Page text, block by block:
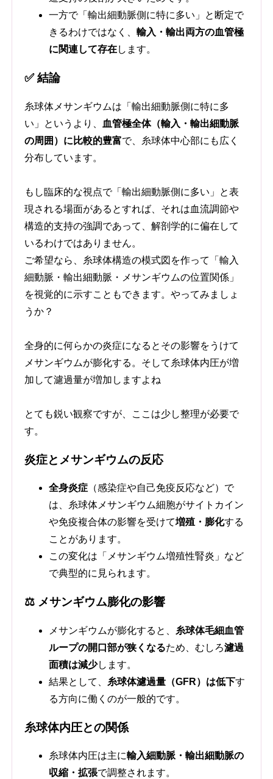
一方で「輸出細動脈側に特に多い」と断定で
きるわけではなく、輸入・輸出両方の血管極
に関連して存在します。
✅ 結論
糸球体メサンギウムは「輸出細動脈側に特に多
い」というより、
血管極全体（輸入・輸出細動脈
の周囲）に比較的豊富で、糸球体中心部にも広く
分布しています。
もし臨床的な視点で「輸出細動脈側に多い」と表
現される場面があるとすれば、それは血流調節や
構造的支持の強調であって、解剖学的に偏在して
いるわけではありません。
ご希望なら、糸球体構造の模式図を作って「輸入
細動脈・輸出細動脈・メサンギウムの位置関係」
を視覚的に示すこともできます。やってみましょ
うか？
全身的に何らかの炎症になるとその影響をうけて
メサンギウムが膨化する。そして糸球体内圧が増
加して濾過量が増加しますよね
とても鋭い観察ですが、ここは少し整理が必要で
す。
炎症とメサンギウムの反応
全身炎症 （感染症や自己免疫反応など）で
は、糸球体メサンギウム細胞がサイトカイン
や免疫複合体の影響を受けて増殖・膨化する
ことがあります。
この変化は「メサンギウム増殖性腎炎」など
で典型的に見られます。
⚖️ メサンギウム膨化の影響
メサンギウムが膨化すると、
糸球体毛細血管
ループの開口部が狭くなるため、むしろ濾過
面積は減少します。
結果として、
糸球体濾過量（GFR）は低下す
る方向に働くのが一般的です。
糸球体内圧との関係
糸球体内圧は主に輸入細動脈・輸出細動脈の
収縮・拡張で調整されます。